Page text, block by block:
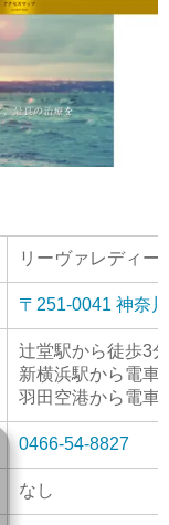
リーヴァレディー
〒251-0041 神奈
辻堂駅から徒歩3分
新横浜駅から電車
羽田空港から電車
0466-54-8827
なし